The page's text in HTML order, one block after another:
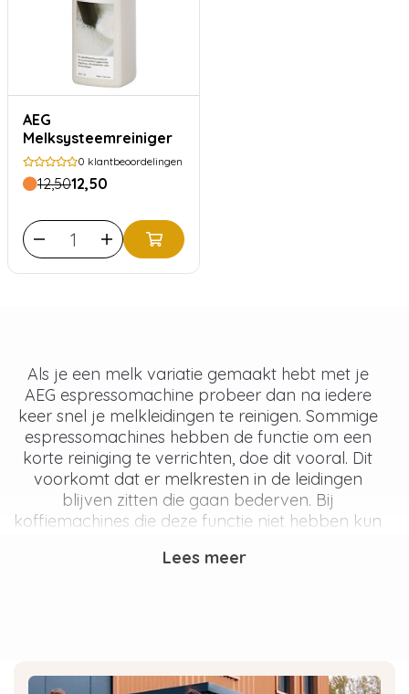
AEG
Melksysteemreiniger
0 klantbeoordelingen
12,5012,50
Als je een melk variatie gemaakt hebt met je
AEG espressomachine probeer dan na iedere
keer snel je melkleidingen te reinigen. Sommige
espressomachines hebben de functie om een
korte reiniging te verrichten, doe dit vooral. Dit
voorkomt dat er melkresten in de leidingen
blijven zitten die gaan bederven. Bij
koffiemachines die deze functie niet hebben kun
water.
Sommige espressomachines hebben een
Lees meer